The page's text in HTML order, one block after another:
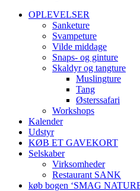
OPLEVELSER
Sanketure
Svampeture
Vilde middage
Snaps- og ginture
Skaldyr og tangture
Muslingture
Tang
Østerssafari
Workshops
Kalender
Udstyr
KØB ET GAVEKORT
Selskaber
Virksomheder
Restaurant SANK
køb bogen ‘SMAG